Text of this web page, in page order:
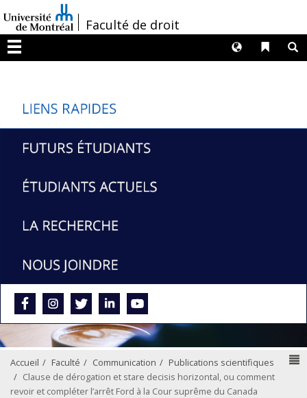
au
contenu
/Faculté de droit
Menu
Liens
Langues
Accueil Faculté Communication
Publications scientifiques
Clause de dérogation et stare decisis horizontal, ou comment
revoir et compléter l’arrêt Ford à la Cour suprême du Canada